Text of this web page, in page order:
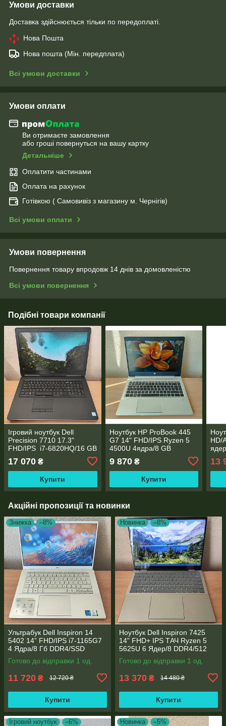
Умови доставки
Доставка здійснюється тільки по передоплаті.
Нова Пошта
Нова пошта (Мін. передплата)
Всі умови доставки
Умови оплати
Ви отримаєте замовлення
або гроші повернуться на вашу картку
Детальніше
Оплатити частинами
Оплата на рахунок
Готівкою ( Самовивіз з магазину м. Чернігів)
Всі умови оплати
Умови повернення
Повернення товару впродовж 14 днів за домовленістю
Всі умови повернення
Подібні товари компанії
Ігровий ноутбук Dell
Precision 7710 17.3"
FHD/IPS i7-6820HQ/16 GB
500/NVIDIA Quadro
M5000M 8 GB
17 070 ₴
Купити
Ноутбук HP ProBook 445
G7 14" FHD/IPS Ryzen 5
4500U 4ядра/8 GB
M.2/AMD Radeon RX Vega
6/WebCam
9 870₴
Купити
HD/
7/
13
Акційні пропозиції та новинки
Знижка –8%
Ультрабук Dell Inspiron 14
5402 14” FHD/IPS i7-1165G7
4 Ядра/8 Гб DDR4/SSD
512Gb/ Intel Iris Xe Graphics
Готово до відправки 1 од.
11 720 ₴ 12 720 ₴
Купити
Новинка –8%
Ноутбук Dell Inspiron 7425
14" FHD+ IPS TАЧ Ryzen 5
5625U 6 Ядер/8 DDR4/512
SSD M.2/Radeon RX Vega
7/Type-C PD
Готово до відправки 1 од.
13 370 ₴ 14 480 ₴
Купити
Ігровий ноутбук –6% Новинка –5%